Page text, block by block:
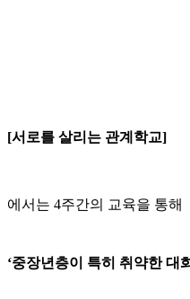
[서로를 살리는 관계학교]
에서는 4주간의 교육을 통해
‘중장년층이 특히 취약한 대